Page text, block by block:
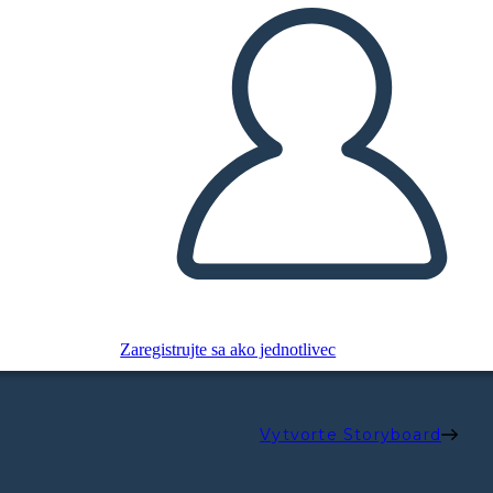
Zaregistrujte sa ako jednotlivec
Vytvorte Storyboard